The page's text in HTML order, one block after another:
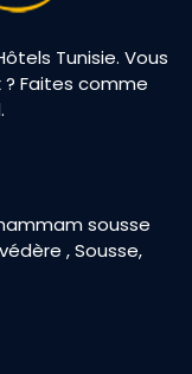
Tunisie. Vous
Faites comme
sousse
, Sousse,